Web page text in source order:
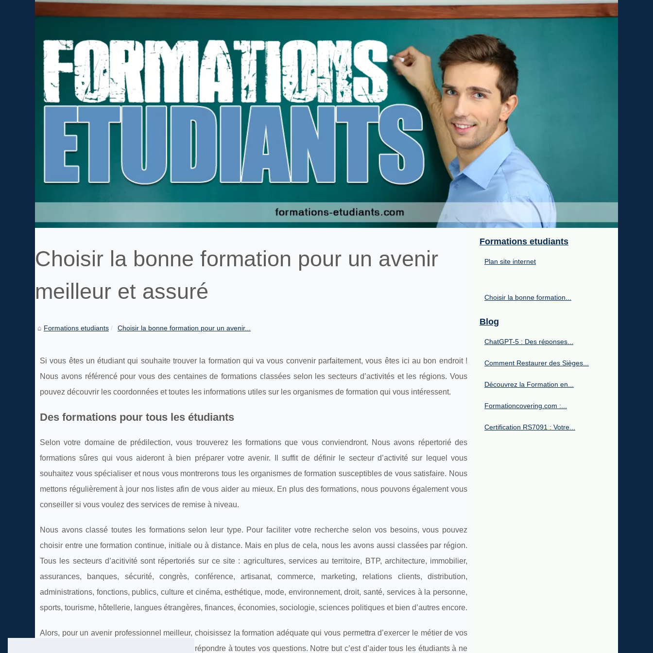
Choisir la bonne formation pour un avenir
meilleur et assuré
Formations etudiants Choisir la bonne formation pour un avenir...
Si vous êtes un étudiant qui souhaite trouver la formation qui va vous convenir parfaitement, vous êtes ici au bon endroit !
Nous avons référencé pour vous des centaines de formations classées selon les secteurs d’activités et les régions. Vous
pouvez découvrir les coordonnées et toutes les informations utiles sur les organismes de formation qui vous intéressent.
Des formations pour tous les étudiants
Selon votre domaine de prédilection, vous trouverez les formations que vous conviendront. Nous avons répertorié des
formations sûres qui vous aideront à bien préparer votre avenir. Il suffit de définir le secteur d’activité sur lequel vous
souhaitez vous spécialiser et nous vous montrerons tous les organismes de formation susceptibles de vous satisfaire. Nous
mettons régulièrement à jour nos listes afin de vous aider au mieux. En plus des formations, nous pouvons également vous
conseiller si vous voulez des services de remise à niveau.
Nous avons classé toutes les formations selon leur type. Pour faciliter votre recherche selon vos besoins, vous pouvez
choisir entre une formation continue, initiale ou à distance. Mais en plus de cela, nous les avons aussi classées par région.
Tous les secteurs d’acitivité sont répertoriés sur ce site : agricultures, services au territoire, BTP, architecture, immobilier,
assurances, banques, sécurité, congrès, conférence, artisanat, commerce, marketing, relations clients, distribution,
administrations, fonctions, publics, culture et cinéma, esthétique, mode, environnement, droit, santé, services à la personne,
sports, tourisme, hôtellerie, langues étrangères, finances, économies, sociologie, sciences politiques et bien d’autres encore.
Alors, pour un avenir professionnel meilleur, choisissez la formation adéquate qui vous permettra d’exercer le métier de vos
rêves. Nous restons à votre disposition pour répondre à toutes vos questions. Notre but c’est d’aider tous les étudiants à ne
Formations etudiants
Plan site internet
Choisir la bonne formation...
Blog
ChatGPT-5 : Des réponses...
Comment Restaurer des Sièges...
Découvrez la Formation en...
Formationcovering.com :...
Certification RS7091 : Votre...